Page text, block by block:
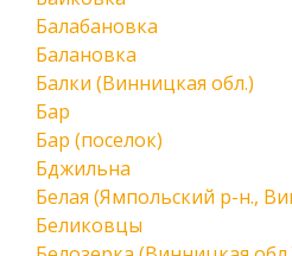
Балабановка
Балановка
Балки (Винницкая обл.)
Бар
Бар (поселок)
Бджильна
Белая (Ямпольский р-н.,
Беликовцы